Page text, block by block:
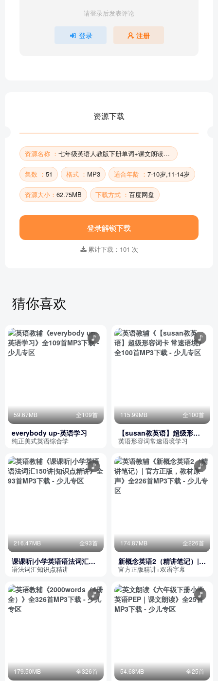
七年级下英语U2课文+翻译
七年级下U3听力sectionA
七年级下U4课文+翻译
部分目录展示 ▶ 下载后解锁 51 首完整音频
请登录后发表评论
登录 注册
资源下载
资源名称 ： 七年级英语人教版下册单词+课文朗读+翻译
集数 ： 51 格式 ： MP3 适合年龄 ： 7-10岁,11-14岁
资源大小： 62.75MB 下载方式 ： 百度网盘
登录解锁下载
累计下载：101 次
猜你喜欢
59.67MB 全109首
everybody up-英语学习
纯正美式英语综合学
115.99MB 全100首
【susan教英语】超级形容
词卡 常速语境
英语形容词常速语境学习
216.47MB 全93首
课课听|小学英语语法词汇
150讲|知识点精讲
语法词汇知识点精讲
174.87MB 全226首
新概念英语2（精讲笔记）|
官方正版，教材原声
官方正版精讲+双语字幕
179.50MB 全326首 54.68MB 全25首